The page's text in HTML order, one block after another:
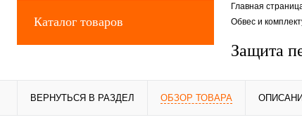
Каталог товаров
Главная
Обвес и
Защита
ВЕРНУТЬСЯ В РАЗДЕЛ ОБЗОР ТОВАРА